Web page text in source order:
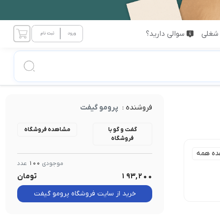
سوالی دارید؟
همه
فروشنده : پرومو گیفت
گفت و گو با
فروشگاه
مشاهده فروشگاه
موجودی 100 عدد
193,200 تومان
خرید از سایت فروشگاه پرومو گیفت